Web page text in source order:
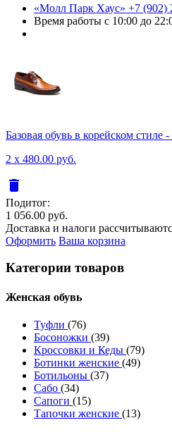
«Молл Парк Хаус» +7 (902)
Время работы с 10:00 до
Базовая обувь в корейском стиле -
2 x 480.00 руб.
delete
Подитог:
1 056.00 руб.
Доставка и налоги
Оформить Ваша корзина
Категории товаров
Женcкая обувь
Туфли (76)
Босоножки (39)
Кроссовки и Кеды (79)
Ботинки женские (49)
Ботильоны (37)
Сабо (34)
Сапоги (15)
Тапочки женские (13)